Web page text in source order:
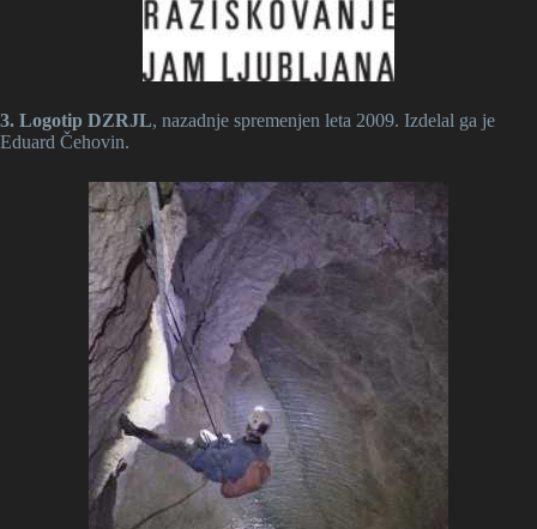
3. Logotip DZRJL, nazadnje spremenjen leta 2009. Izdelal ga je
Eduard Čehovin.